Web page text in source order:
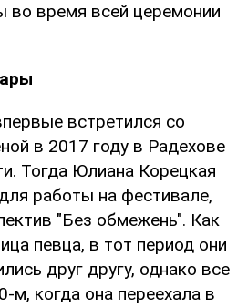
во время всей церемонии
встретился со
в 2017 году в Радехове
Тогда Юлиана Корецкая
работы на фестивале,
"Без обмежень". Как
певца, в тот период они
друг другу, однако все
м, когда она переехала в